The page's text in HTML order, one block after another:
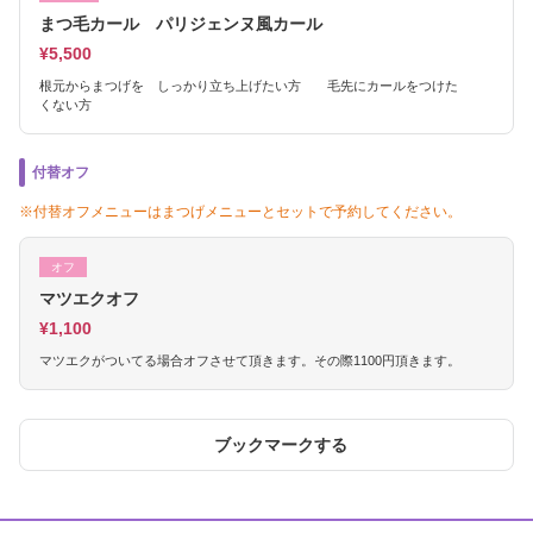
まつ毛カール パリジェンヌ風カール
¥5,500
根元からまつげを しっかり立ち上げたい方 毛先にカールをつけた
くない方
付替オフ
※付替オフメニューはまつげメニューとセットで予約してください。
オフ
マツエクオフ
¥1,100
マツエクがついてる場合オフさせて頂きます。その際1100円頂きます。
ブックマークする